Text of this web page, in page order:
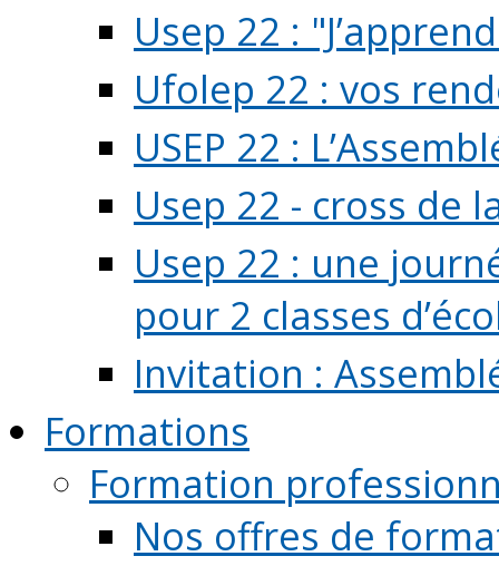
Usep 22 :
Ufolep 22 : vos
USEP 22 :
Usep 22 - cross de
Usep 22 : une
pour 2 classes
Invitation :
Formations
Formation
Nos offres de